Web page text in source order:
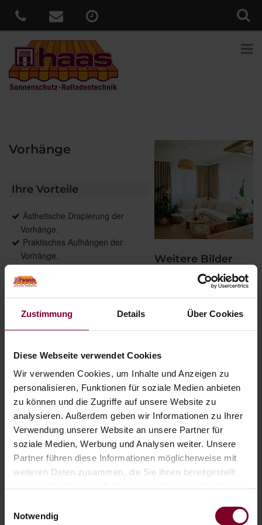
Zustimmung Details Über Cookies
Diese Webseite verwendet Cookies
Wir verwenden Cookies, um Inhalte und Anzeigen zu
personalisieren, Funktionen für soziale Medien anbieten
zu können und die Zugriffe auf unsere Website zu
analysieren. Außerdem geben wir Informationen zu Ihrer
Verwendung unserer Website an unsere Partner für
soziale Medien, Werbung und Analysen weiter. Unsere
Partner führen diese Informationen möglicherweise mit
weiteren Daten zusammen, die Sie ihnen bereitgestellt
Notwendig
Vorhänge
Ihre Vorteile
Ästhetische Drapierung der
Vorhänge.
Praktisches Aufhängen der
Vorhänge.
Einfache Abdeckung und
Aufziehen des Fensters.
Perfekte Verteilung der Vorhänge
ohne zusätzliche Falten.
Zahlreiche Stofffarben erhältlich
(auch Verdunkelungs- und
Kissen und Raffrollos im gleichen
Stoff-Design erhältlich
Sicherheit für Ihre Kinder
Einfache Reinigung der Vorhänge
Produktdetails
vom gewählten Stoff)
Weitere Bilder